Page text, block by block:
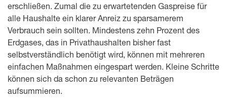
erschließen. Zumal die zu erwartetenden Gaspreise für
alle Haushalte ein klarer Anreiz zu sparsamerem
Verbrauch sein sollten. Mindestens zehn Prozent des
Erdgases, das in Privathaushalten bisher fast
selbstverständlich benötigt wird, können mit mehreren
einfachen Maßnahmen eingespart werden. Kleine Schritte
können sich da schon zu relevanten Beträgen
aufsummieren.